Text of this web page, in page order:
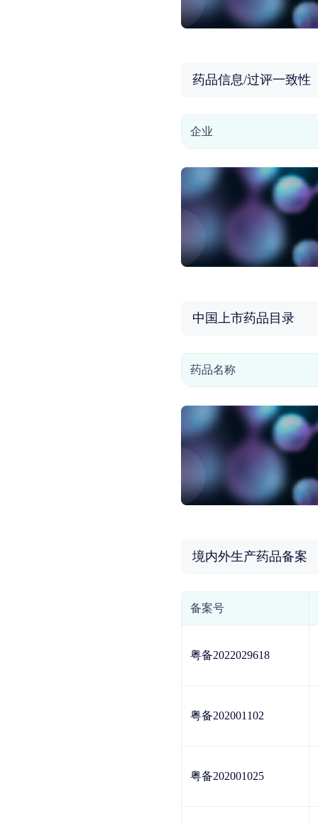
药品信息/过评一致性
企业
中国上市药品目录
药品名称
境内外生产药品备案
备案号
粤备2022029618
粤备202001102
粤备202001025